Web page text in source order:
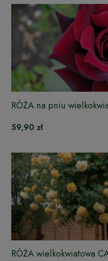
RÓŻA na pniu
59,90 zł
RÓŻA wielkokwiatowa